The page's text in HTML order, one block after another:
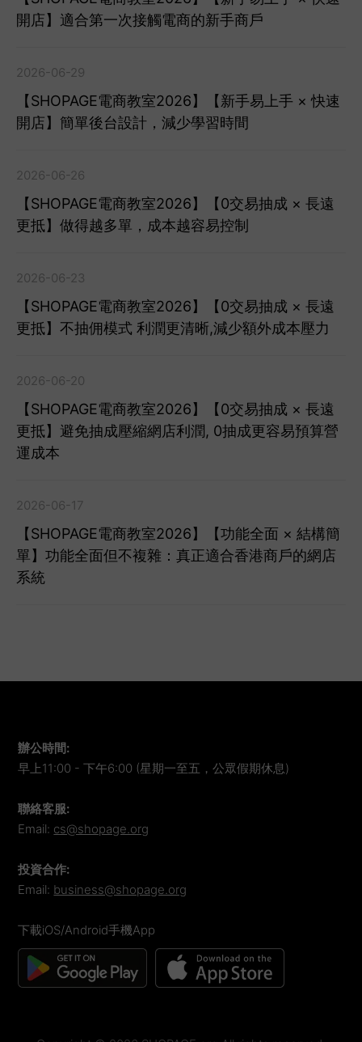
開店】適合第一次接觸電商的新手商戶
2026-06-29
【SHOPAGE電商教室2026】【新手易上手 × 快速
開店】簡單後台設計，減少學習時間
2026-06-26
【SHOPAGE電商教室2026】【0交易抽成 × 長遠
更抵】做得越多單，成本越容易控制
2026-06-23
【SHOPAGE電商教室2026】【0交易抽成 × 長遠
更抵】不抽佣模式 利潤更清晰,減少額外成本壓力
2026-06-20
【SHOPAGE電商教室2026】【0交易抽成 × 長遠
更抵】避免抽成壓縮網店利潤, 0抽成更容易預算營
運成本
2026-06-17
【SHOPAGE電商教室2026】【功能全面 × 結構簡
單】功能全面但不複雜：真正適合香港商戶的網店
系統
辦公時間:
早上11:00 - 下午6:00 (星期一至五，公眾假期休息)
聯絡客服:
Email: cs@shopage.org
投資合作:
Email: business@shopage.org
下載iOS/Android手機App